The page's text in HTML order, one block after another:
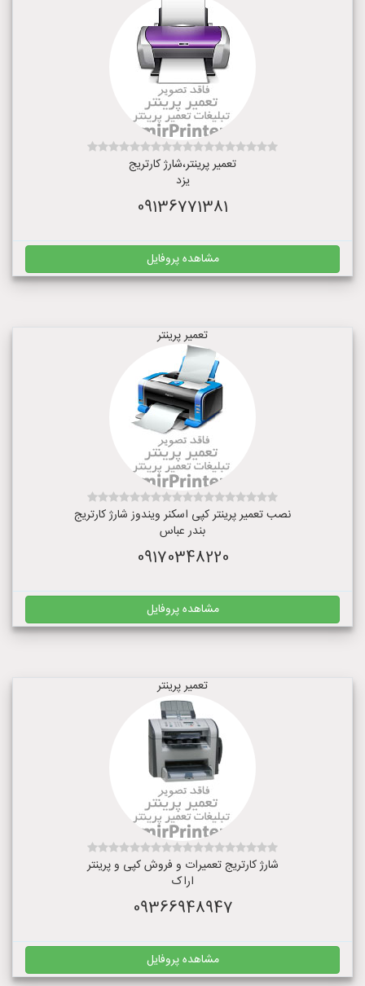
تعمیر پرینتر،شارژ کارتریج
یزد
09136771381
مشاهده پروفایل
تعمیر پرینتر
نصب تعمیر پرینتر کپی اسکنر ویندوز شارژ کارتریج
بندر عباس
09170348220
مشاهده پروفایل
تعمیر پرینتر
شارژ کارتریج تعمیرات و فروش کپی و پرینتر
اراک
09366948947
مشاهده پروفایل